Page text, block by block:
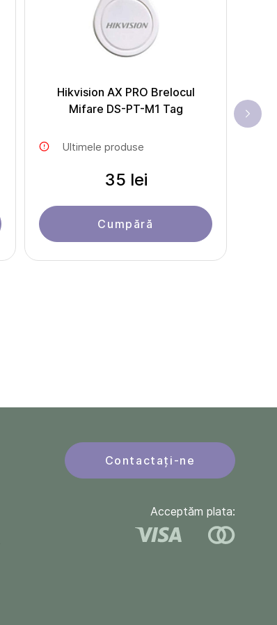
Hikvision AX PRO Brelocul
Mifare DS-PT-M1 Tag
Ultimele produse
35 lei
Cumpără
Contactați-ne
Acceptăm plata: